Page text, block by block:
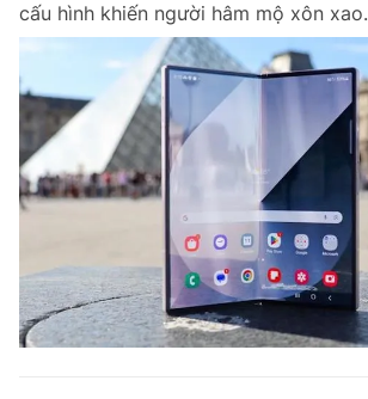
cấu hình khiến người hâm mộ xôn xao.